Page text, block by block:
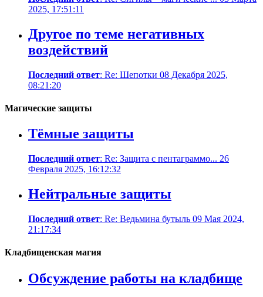
2025, 17:51:11
Другое по теме негативных
воздействий
Последний ответ: Re: Шепотки 08 Декабря 2025,
08:21:20
Магические защиты
Тёмные защиты
Последний ответ: Re: Защита с пентаграммо... 26
Февраля 2025, 16:12:32
Нейтральные защиты
Последний ответ: Re: Ведьмина бутыль 09 Мая 2024,
21:17:34
Кладбищенская магия
Обсуждение работы на кладбище